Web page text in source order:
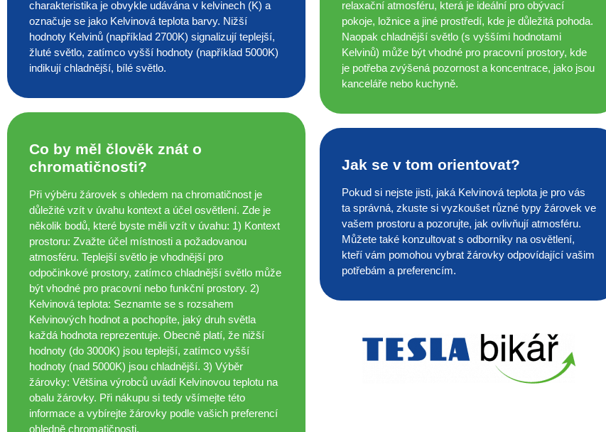
charakteristika je obvykle udávána v kelvinech (K) a
označuje se jako Kelvinová teplota barvy. Nižší
hodnoty Kelvinů (například 2700K) signalizují teplejší,
žluté světlo, zatímco vyšší hodnoty (například 5000K)
indikují chladnější, bílé světlo.
Co by měl člověk znát o
chromatičnosti?
Při výběru žárovek s ohledem na chromatičnost je
důležité vzít v úvahu kontext a účel osvětlení. Zde je
několik bodů, které byste měli vzít v úvahu: 1) Kontext
prostoru: Zvažte účel místnosti a požadovanou
atmosféru. Teplejší světlo je vhodnější pro
odpočinkové prostory, zatímco chladnější světlo může
být vhodné pro pracovní nebo funkční prostory. 2)
Kelvinová teplota: Seznamte se s rozsahem
Kelvinových hodnot a pochopíte, jaký druh světla
každá hodnota reprezentuje. Obecně platí, že nižší
hodnoty (do 3000K) jsou teplejší, zatímco vyšší
hodnoty (nad 5000K) jsou chladnější. 3) Výběr
žárovky: Většina výrobců uvádí Kelvinovou teplotu na
obalu žárovky. Při nákupu si tedy všímejte této
informace a vybírejte žárovky podle vašich preferencí
ohledně chromatičnosti.
relaxační atmosféru, která je ideální pro obývací
pokoje, ložnice a jiné prostředí, kde je důležitá pohoda.
Naopak chladnější světlo (s vyššími hodnotami
Kelvinů) může být vhodné pro pracovní prostory, kde
je potřeba zvýšená pozornost a koncentrace, jako jsou
kanceláře nebo kuchyně.
Jak se v tom orientovat?
Pokud si nejste jisti, jaká Kelvinová teplota je pro vás
ta správná, zkuste si vyzkoušet různé typy žárovek ve
vašem prostoru a pozorujte, jak ovlivňují atmosféru.
Můžete také konzultovat s odborníky na osvětlení,
kteří vám pomohou vybrat žárovky odpovídající vašim
potřebám a preferencím.